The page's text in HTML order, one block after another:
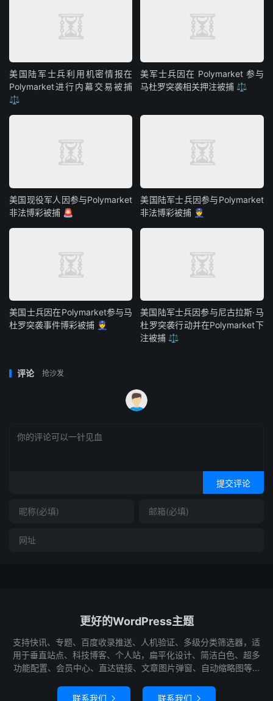
美国陆军士兵利用机密情报在
Polymarket进行内幕交易被捕
⚖️
美军士兵因在 Polymarket 参与
马杜罗突袭相关押注被捕 ⚖️
美国现役军人因参与Polymarket
非法博彩被捕 🚨
美国陆军士兵因参与Polymarket
非法博彩被捕 👮
美国士兵因在Polymarket参与马
杜罗突袭事件博彩被捕 👮
美国陆军士兵因参与尼古拉斯·马
杜罗突袭行动并在Polymarket下
注被捕 ⚖️
评论 抢沙发
提交评论
更好的WordPress主题
支持快讯、专题、百度收录推送、人机验证、多级分类筛选器，适
用于垂直站点、科技博客、个人站，扁平化设计、简洁白色、超多
功能配置、会员中心、直达链接、文章图片弹窗、自动缩略图等...
联系我们  联系我们 